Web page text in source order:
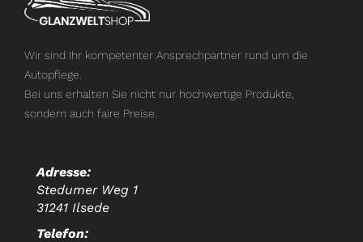
Wir sind Ihr kompetenter Ansprechpartner rund um die
Autopflege.
Bei uns erhalten Sie nicht nur hochwertige Produkte,
sondern auch faire Preise.
Adresse:
Stedumer Weg 1
31241 Ilsede
Telefon: